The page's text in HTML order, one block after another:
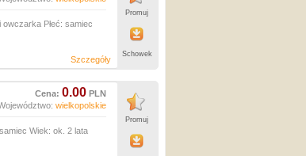
Płeć: samiec
Szczegóły
Promuj
Schowek
Cena: 0.00 PLN
wielkopolskie
Wiek: ok. 2 lata
Promuj